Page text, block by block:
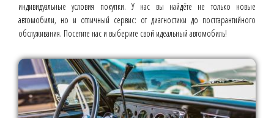
индивидуальные условия покупки. У нас вы найдёте не только новые
автомобили, но и отличный сервис: от диагностики до постгарантийного
обслуживания. Посетите нас и выберите свой идеальный автомобиль!